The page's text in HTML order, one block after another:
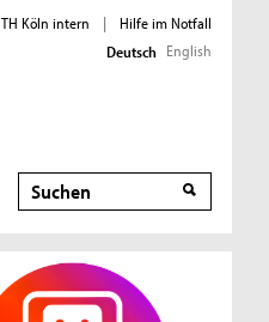
TH Köln intern |
Hilfe im Notfall
Deutsch English
Suche